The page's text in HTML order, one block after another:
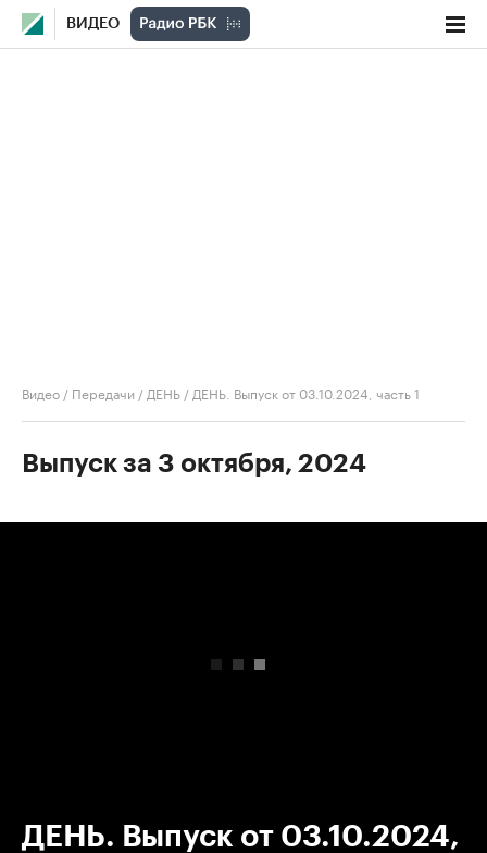
ВИДЕО
Видео / Передачи / ДЕНЬ / ДЕНЬ. Выпуск от 03.10.2024, часть 1
Выпуск за 3 октября, 2024
ДЕНЬ. Выпуск от 03.10.2024,